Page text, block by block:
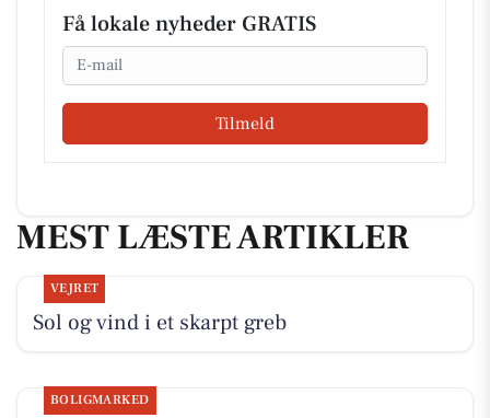
Få lokale nyheder GRATIS
Email
Tilmeld
MEST LÆSTE ARTIKLER
VEJRET
Sol og vind i et skarpt greb
BOLIGMARKED